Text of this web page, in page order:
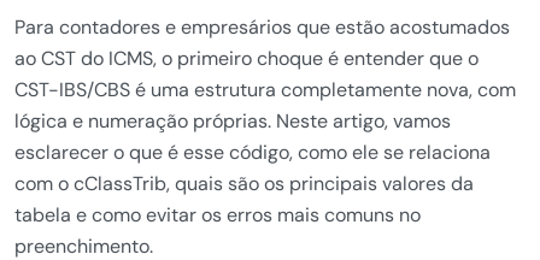
Para contadores e empresários que estão acostumados
ao CST do ICMS, o primeiro choque é entender que o
CST-IBS/CBS é uma estrutura completamente nova, com
lógica e numeração próprias. Neste artigo, vamos
esclarecer o que é esse código, como ele se relaciona
com o cClassTrib, quais são os principais valores da
tabela e como evitar os erros mais comuns no
preenchimento.